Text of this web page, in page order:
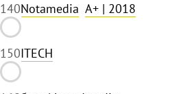
140Notamedia A+ | 2018
150ITECH